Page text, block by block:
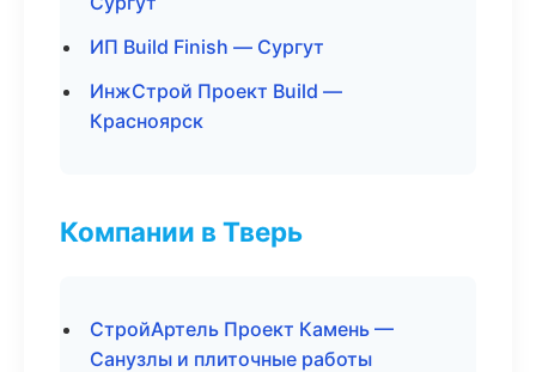
ИП Build Finish — Сургут
ИнжСтрой Проект Build —
Красноярск
Компании в Тверь
СтройАртель Проект Камень —
Санузлы и плиточные работы